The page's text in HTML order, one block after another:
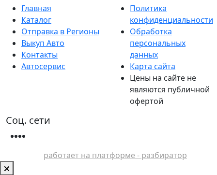
Главная
Каталог
Отправка в Регионы
Выкуп Авто
Контакты
Автосервис
Политика
конфиденциальности
Обработка
персональных
данных
Карта сайта
Цены на сайте не
являются публичной
офертой
Соц. сети
работает на платформе - разбиратор